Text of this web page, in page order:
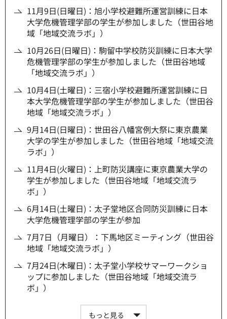
11月9日(日曜日)：旭小学校避難所運営訓練に日本
大学危機管理学部の学生が参加しました（世田谷地
域「地域交流ラボ」）
10月26日(日曜日)：駒留中学校防災訓練に日本大学
危機管理学部の学生が参加しました（世田谷地域
「地域交流ラボ」）
10月4日(土曜日)：三宿小学校避難所運営訓練に日
本大学危機管理学部の学生が参加しました（世田谷
地域「地域交流ラボ」）
9月14日(日曜日)：世田谷八幡宮例大祭に東京農業
大学の学生が参加しました（世田谷地域「地域交流
ラボ」）
11月4日(火曜日)：上町防災講座に東京農業大学の
学生が参加しました（世田谷地域「地域交流ラ
ボ」）
6月14日(土曜日)：太子堂地区合同防災訓練に日本
大学危機管理学部の学生が参加
7月7日（月曜日）：下馬地区ミーティング（世田谷
地域「地域交流ラボ」）
7月24日(木曜日)：太子堂小学校サマーワークショ
ップに参加しました（世田谷地域「地域交流ラ
ボ」）
もっと見る